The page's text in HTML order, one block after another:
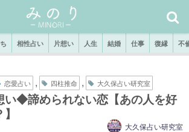
相性占い 片想い 人生 結婚 仕事 復縁 不
恋愛占い , 四柱推命 , 大久保占い研究室
い◆諦められない恋【あの人を好
大久保占い研究室